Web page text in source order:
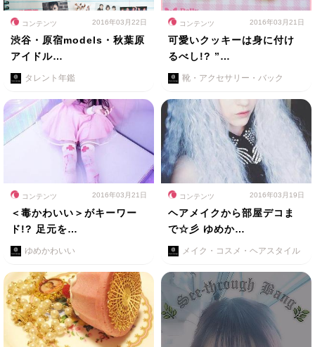
コンテンツ 2016年03月22日
渋谷・原宿models・秋葉原
アイドル…
タレント年鑑
コンテンツ 2016年03月21日
可愛いクッキーは身に付け
るべし!? ”…
靴・アクセサリー・バック
コンテンツ 2016年03月21日
＜毒かわいい＞がキーワー
ド!? 足元を…
ゆめかわいい
コンテンツ 2016年03月19日
ヘアメイクから部屋デコま
で☆彡 ゆめか…
メイク・コスメ・ヘアスタイル